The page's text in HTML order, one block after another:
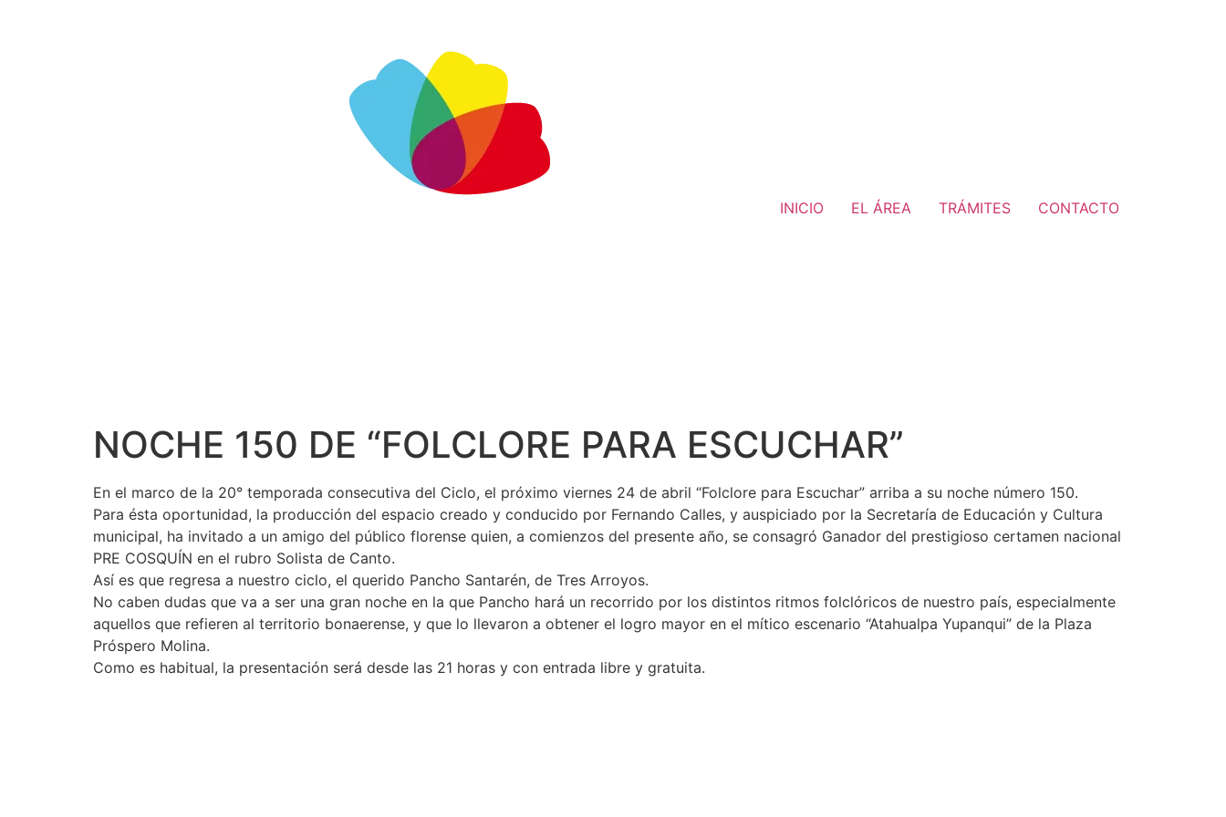
INICIO EL ÁREA TRÁMITES CONTACTO
NOCHE 150 DE “FOLCLORE PARA ESCUCHAR”
En el marco de la 20° temporada consecutiva del Ciclo, el próximo viernes 24 de abril “Folclore para Escuchar” arriba a su noche número 150.
Para ésta oportunidad, la producción del espacio creado y conducido por Fernando Calles, y auspiciado por la Secretaría de Educación y Cultura
municipal, ha invitado a un amigo del público florense quien, a comienzos del presente año, se consagró Ganador del prestigioso certamen nacional
PRE COSQUÍN en el rubro Solista de Canto.
Así es que regresa a nuestro ciclo, el querido Pancho Santarén, de Tres Arroyos.
No caben dudas que va a ser una gran noche en la que Pancho hará un recorrido por los distintos ritmos folclóricos de nuestro país, especialmente
aquellos que refieren al territorio bonaerense, y que lo llevaron a obtener el logro mayor en el mítico escenario “Atahualpa Yupanqui” de la Plaza
Próspero Molina.
Como es habitual, la presentación será desde las 21 horas y con entrada libre y gratuita.